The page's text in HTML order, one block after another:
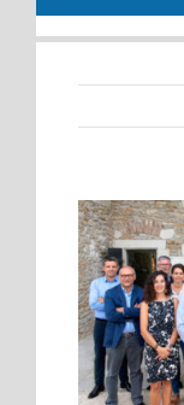
Voir
l'image
agrandie